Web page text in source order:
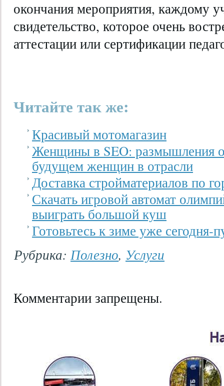
окончания мероприятия, каждому
свидетельство, которое очень
аттестации или сертификации
Читайте так же:
Красивый мотомагазин
Женщины в SEO: размышления
будущем женщин в отрасли
Доставка стройматериалов по
Скачать игровой автомат
выиграть большой куш
Готовьтесь к зиме уже сегодня-
Рубрика: Полезно, Услуги
Комментарии запрещены.